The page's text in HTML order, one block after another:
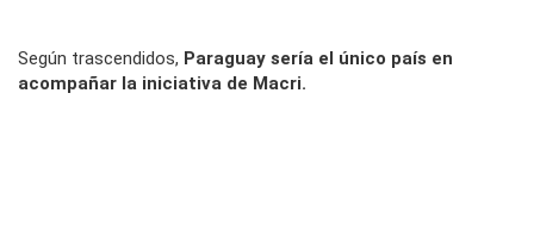
Según trascendidos, Paraguay sería el único país en
acompañar la iniciativa de Macri.